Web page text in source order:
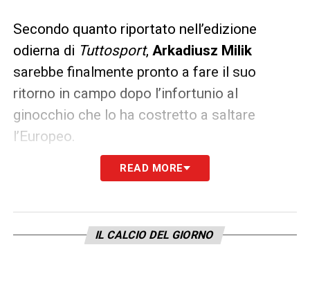
Secondo quanto riportato nell’edizione
odierna di Tuttosport, Arkadiusz Milik
sarebbe finalmente pronto a fare il suo
ritorno in campo dopo l’infortunio al
ginocchio che lo ha costretto a saltare
l’Europeo.
Il polacco dovrebbe infatti rientrare per la
21 settembre alle ore 18 all’Allianz Stadium.
Adesso il suo compito sarà quello di
READ MORE
IL CALCIO DEL GIORNO